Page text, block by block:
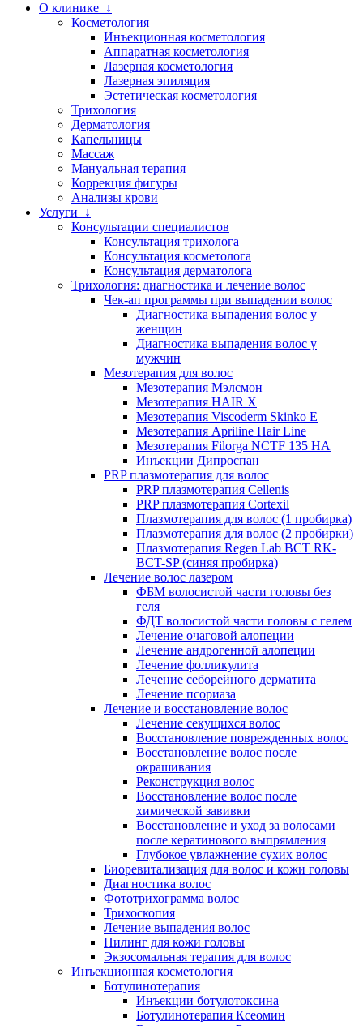
О клинике ↓
Косметология
Инъекционная косметология
Аппаратная косметология
Лазерная косметология
Лазерная эпиляция
Эстетическая косметология
Трихология
Дерматология
Капельницы
Массаж
Мануальная терапия
Коррекция фигуры
Анализы крови
Услуги ↓
Консультации специалистов
Консультация трихолога
Консультация косметолога
Консультация дерматолога
Трихология: диагностика и лечение волос
Чек-ап программы при выпадении волос
Диагностика выпадения волос у
женщин
Диагностика выпадения волос у
мужчин
Мезотерапия для волос
Мезотерапия Мэлсмон
Мезотерапия HAIR X
Мезотерапия Viscoderm Skinko E
Мезотерапия Apriline Hair Line
Мезотерапия Filorga NCTF 135 HA
Инъекции Дипроспан
PRP плазмотерапия для волос
PRP плазмотерапия Cellenis
PRP плазмотерапия Cortexil
Плазмотерапия для волос (1 пробирка)
Плазмотерапия для волос (2 пробирки)
Плазмотерапия Regen Lab BCT RK-
BCT-SP (синяя пробирка)
Лечение волос лазером
ФБМ волосистой части головы без
геля
ФДТ волосистой части головы с гелем
Лечение очаговой алопеции
Лечение андрогенной алопеции
Лечение фолликулита
Лечение себорейного дерматита
Лечение псориаза
Лечение и восстановление волос
Лечение секущихся волос
Восстановление поврежденных волос
Восстановление волос после
окрашивания
Реконструкция волос
Восстановление волос после
химической завивки
Восстановление и уход за волосами
после кератинового выпрямления
Глубокое увлажнение сухих волос
Биоревитализация для волос и кожи головы
Диагностика волос
Фототрихограмма волос
Трихоскопия
Лечение выпадения волос
Пилинг для кожи головы
Экзосомальная терапия для волос
Инъекционная косметология
Ботулинотерапия
Инъекции ботулотоксина
Ботулинотерапия Ксеомин